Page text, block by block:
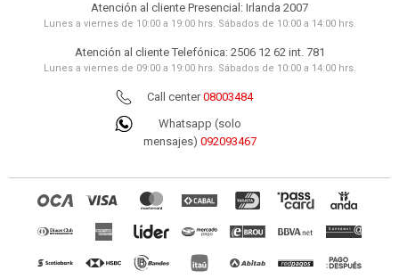
Atención al cliente Presencial: Irlanda 2007
Lunes a viernes de 10:00 a 19:00 hrs. Sábados de 10:00 a 14:00 hrs.
Atención al cliente Telefónica: 2506 12 62 int. 781
Lunes a viernes de 09:00 a 19:00 hrs. Sábados de 10:00 a 14:00 hrs.
Call center08003484
Whatsapp (solo
mensajes) 092093467